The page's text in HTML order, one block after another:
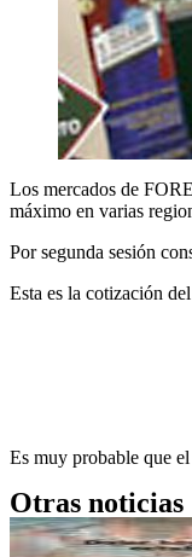
Los mercados de
máximo en varias
Por segunda sesión
Esta es la cotización
Es muy probable que
Otras noticias